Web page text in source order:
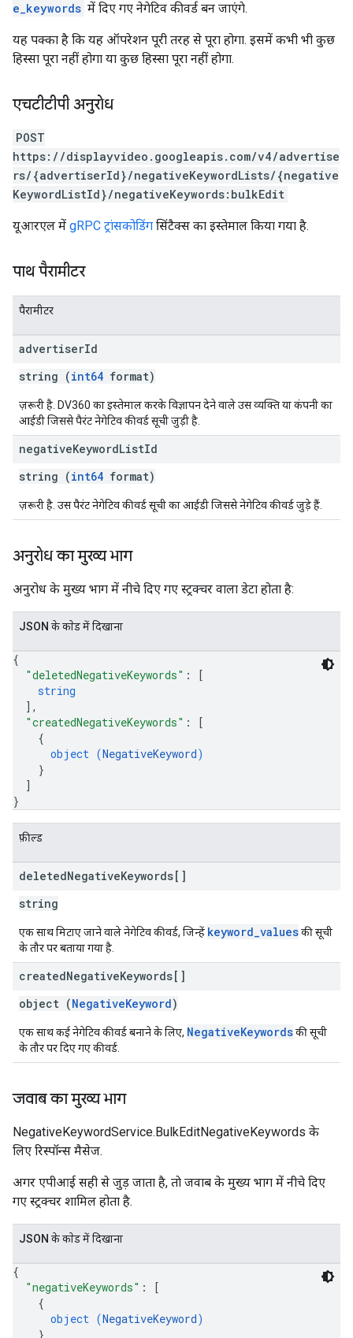
e_keywords में दिए गए नेगेटिव कीवर्ड बन जाएंगे.
यह पक्का है कि यह ऑपरेशन पूरी तरह से पूरा होगा. इसमें कभी भी कुछ
हिस्सा पूरा नहीं होगा या कुछ हिस्सा पूरा नहीं होगा.
एचटीटीपी अनुरोध
POST
https://displayvideo.googleapis.com/v4/advertise
rs/{advertiserId}/negativeKeywordLists/{negative
KeywordListId}/negativeKeywords:bulkEdit
यूआरएल में gRPC ट्रांसकोडिंग सिंटैक्स का इस्तेमाल किया गया है.
पाथ पैरामीटर
पैरामीटर
advertiserId
string (int64 format)
ज़रूरी है. DV360 का इस्तेमाल करके विज्ञापन देने वाले उस व्यक्ति या कंपनी का
आईडी जिससे पैरंट नेगेटिव कीवर्ड सूची जुड़ी है.
negativeKeywordListId
string (int64 format)
ज़रूरी है. उस पैरंट नेगेटिव कीवर्ड सूची का आईडी जिससे नेगेटिव कीवर्ड जुड़े हैं.
अनुरोध का मुख्य भाग
अनुरोध के मुख्य भाग में नीचे दिए गए स्ट्रक्चर वाला डेटा होता है:
JSON के काेड में दिखाना
{
"deletedNegativeKeywords" :
[
string
] ,
"createdNegativeKeywords" :
[
{
object (NegativeKeyword)
}
]
}
फ़ील्ड
deletedNegativeKeywords[]
string
एक साथ मिटाए जाने वाले नेगेटिव कीवर्ड, जिन्हें keyword_valuesकी सूची
के तौर पर बताया गया है.
createdNegativeKeywords[]
object (NegativeKeyword)
एक साथ कई नेगेटिव कीवर्ड बनाने के लिए, NegativeKeywordsकी सूची
के तौर पर दिए गए कीवर्ड.
जवाब का मुख्य भाग
NegativeKeywordService.BulkEditNegativeKeywords के
लिए रिस्पॉन्स मैसेज.
अगर एपीआई सही से जुड़ जाता है, ताे जवाब के मुख्य भाग में नीचे दिए
गए स्ट्रक्चर शामिल होता है.
JSON के काेड में दिखाना
{
"negativeKeywords" :
[
{
object (NegativeKeyword)
}